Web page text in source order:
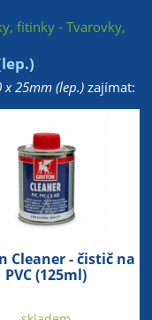
fitinky - Tvarovky,
x 25mm (lep.) zajímat:
Cleaner - čistič na
PVC (125ml)